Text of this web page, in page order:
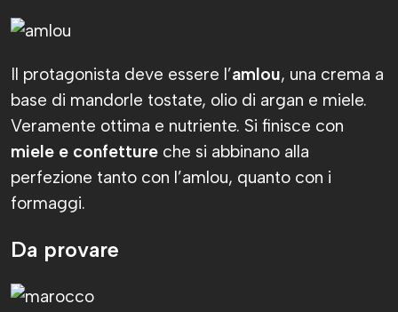
Il protagonista deve essere l’amlou, una crema a
base di mandorle tostate, olio di argan e miele.
Veramente ottima e nutriente. Si finisce con
miele e confetture che si abbinano alla
perfezione tanto con l’amlou, quanto con i
formaggi.
Da provare